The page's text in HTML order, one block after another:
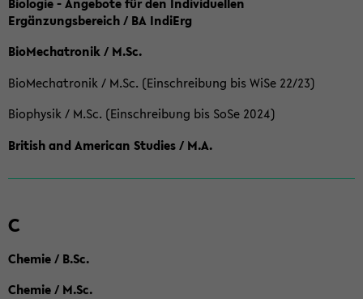
Ergänzungsbereich / BA IndiErg
BioMechatronik / M.Sc.
BioMechatronik / M.Sc. (Einschreibung bis WiSe 22/23)
Biophysik / M.Sc. (Einschreibung bis SoSe 2024)
British and American Studies / M.A.
C
Chemie / B.Sc.
Chemie / M.Sc.